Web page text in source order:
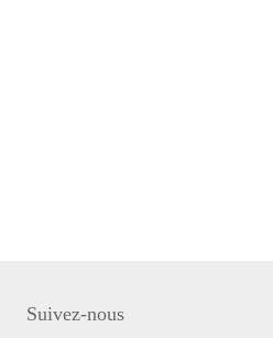
Suivez-nous